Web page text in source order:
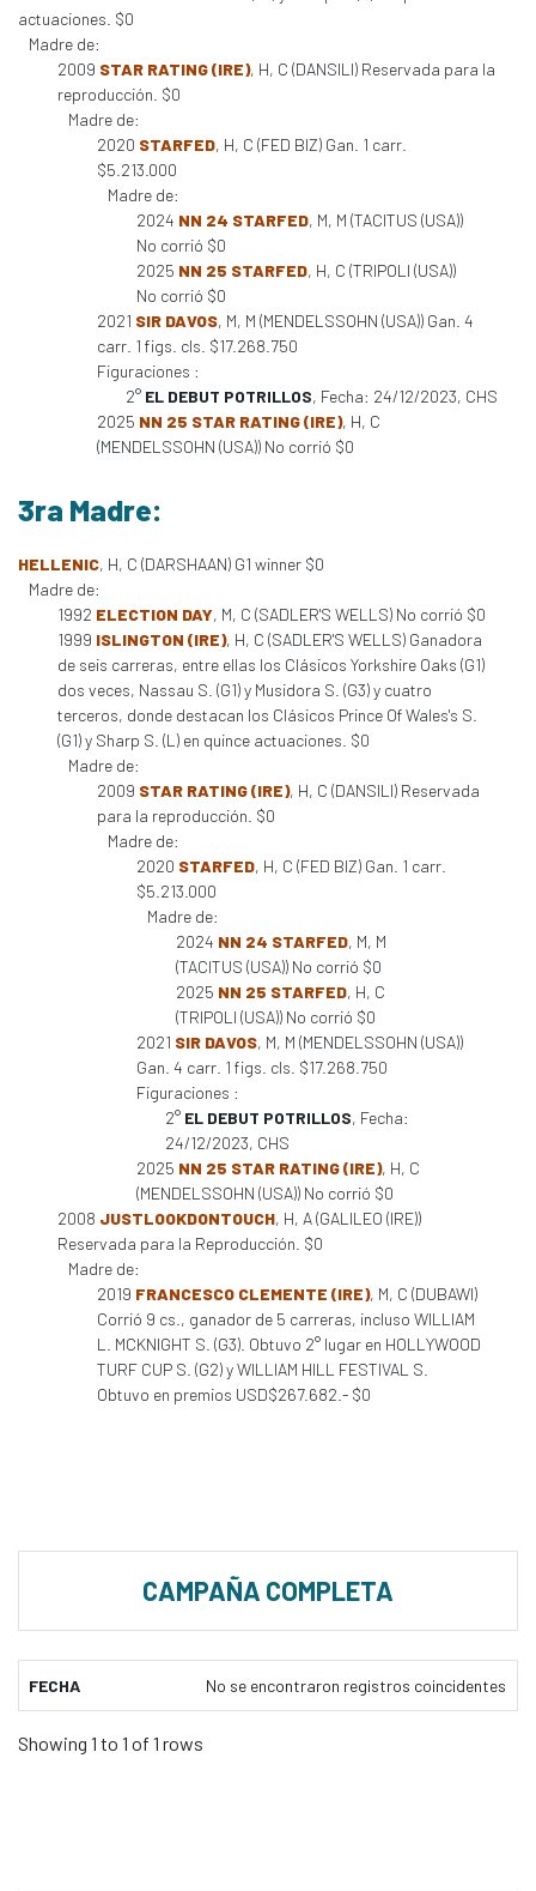
actuaciones. $0
Madre de:
2009 STAR RATING (IRE), H, C (DANSILI) Reservada para la
reproducción. $0
Madre de:
2020 STARFED, H, C (FED BIZ) Gan. 1 carr.
$5.213.000
Madre de:
2024 NN 24 STARFED, M, M (TACITUS (USA))
No corrió $0
2025 NN 25 STARFED, H, C (TRIPOLI (USA))
No corrió $0
2021 SIR DAVOS, M, M (MENDELSSOHN (USA)) Gan. 4
carr. 1 figs. cls. $17.268.750
Figuraciones :
2° EL DEBUT POTRILLOS, Fecha: 24/12/2023, CHS
2025 NN 25 STAR RATING (IRE), H, C
(MENDELSSOHN (USA)) No corrió $0
3ra Madre:
HELLENIC, H, C (DARSHAAN) G1 winner $0
Madre de:
1992 ELECTION DAY, M, C (SADLER'S WELLS) No corrió $0
1999 ISLINGTON (IRE), H, C (SADLER'S WELLS) Ganadora
de seis carreras, entre ellas los Clásicos Yorkshire Oaks (G1)
dos veces, Nassau S. (G1) y Musidora S. (G3) y cuatro
terceros, donde destacan los Clásicos Prince Of Wales's S.
(G1) y Sharp S. (L) en quince actuaciones. $0
Madre de:
2009 STAR RATING (IRE), H, C (DANSILI) Reservada
para la reproducción. $0
Madre de:
2020 STARFED, H, C (FED BIZ) Gan. 1 carr.
$5.213.000
Madre de:
2024 NN 24 STARFED, M, M
(TACITUS (USA)) No corrió $0
2025 NN 25 STARFED, H, C
(TRIPOLI (USA)) No corrió $0
2021 SIR DAVOS, M, M (MENDELSSOHN (USA))
Gan. 4 carr. 1 figs. cls. $17.268.750
Figuraciones :
2° EL DEBUT POTRILLOS, Fecha:
24/12/2023, CHS
2025 NN 25 STAR RATING (IRE), H, C
(MENDELSSOHN (USA)) No corrió $0
2008 JUSTLOOKDONTOUCH, H, A (GALILEO (IRE))
Reservada para la Reproducción. $0
Madre de:
2019 FRANCESCO CLEMENTE (IRE), M, C (DUBAWI)
Corrió 9 cs., ganador de 5 carreras, incluso WILLIAM
L. MCKNIGHT S. (G3). Obtuvo 2° lugar en HOLLYWOOD
TURF CUP S. (G2) y WILLIAM HILL FESTIVAL S.
Obtuvo en premios USD$267.682.- $0
CAMPAÑA COMPLETA
FECHA No se encontraron registros coincidentes
Showing 1 to 1 of 1 rows